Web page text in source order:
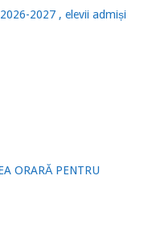
2027 , elevii admiși
ORARĂ PENTRU